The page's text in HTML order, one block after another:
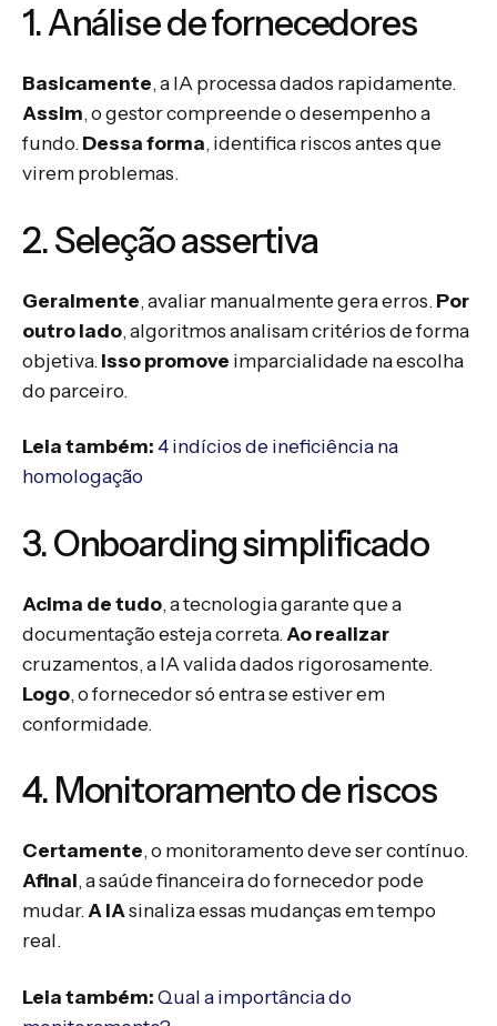
1. Análise de fornecedores
Basicamente, a IA processa dados rapidamente.
Assim, o gestor compreende o desempenho a
fundo.Dessa forma, identifica riscos antes que
virem problemas.
2. Seleção assertiva
Geralmente, avaliar manualmente gera erros. Por
outro lado, algoritmos analisam critérios de forma
objetiva. Isso promove imparcialidade na escolha
do parceiro.
Leia também:4 indícios de ineficiência na
homologação
3. Onboarding simplificado
Acima de tudo, a tecnologia garante que a
documentação esteja correta. Ao realizar
cruzamentos, a IA valida dados rigorosamente.
Logo, o fornecedor só entra se estiver em
conformidade.
4. Monitoramento de riscos
Certamente, o monitoramento deve ser contínuo.
Afinal, a saúde financeira do fornecedor pode
mudar.A IAsinaliza essas mudanças em tempo
real.
Leia também:Qual a importância do